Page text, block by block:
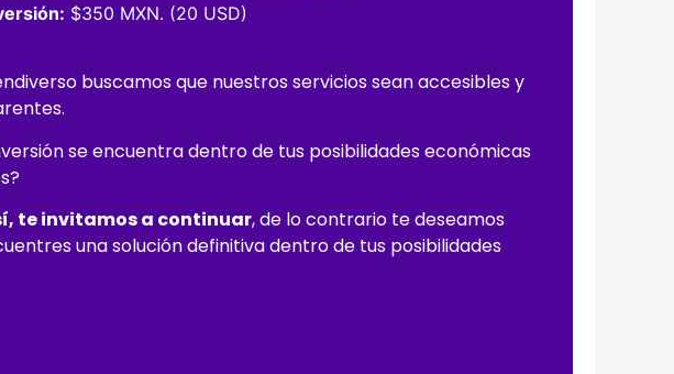
$350 MXN. (20 USD)
buscamos que nuestros servicios sean accesibles y
se encuentra dentro de tus posibilidades económicas
te invitamos a continuar, de lo contrario te deseamos
una solución definitiva dentro de tus posibilidades